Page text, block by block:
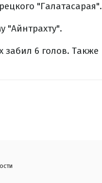
"Галатасарая".
"Айнтрахту".
забил 6 голов. Также